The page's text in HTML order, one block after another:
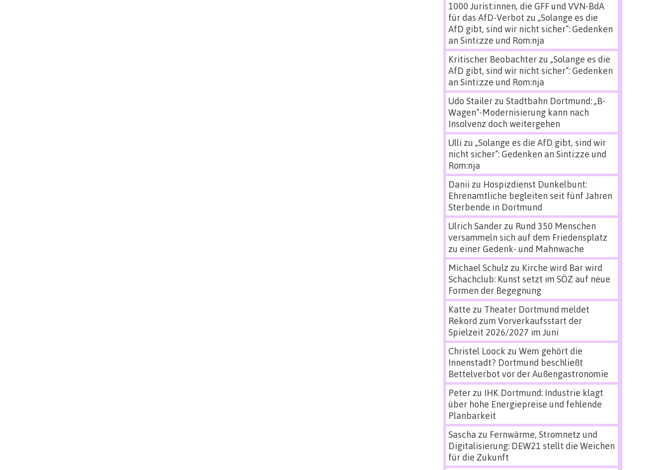
1000 Jurist:innen, die GFF und VVN-BdA
für das AfD-Verbot zu „Solange es die
AfD gibt, sind wir nicht sicher“: Gedenken
an Sinti:zze und Rom:nja
Kritischer Beobachterzu „Solange es die
AfD gibt, sind wir nicht sicher“: Gedenken
an Sinti:zze und Rom:nja
Udo Stailerzu Stadtbahn Dortmund: „B-
Wagen“-Modernisierung kann nach
Insolvenz doch weitergehen
Ulli zu „Solange es die AfD gibt, sind wir
nicht sicher“: Gedenken an Sinti:zze und
Rom:nja
Danii zu Hospizdienst Dunkelbunt:
Ehrenamtliche begleiten seit fünf Jahren
Sterbende in Dortmund
Ulrich Sanderzu Rund 350 Menschen
versammeln sich auf dem Friedensplatz
zu einer Gedenk- und Mahnwache
Michael Schulz zu Kirche wird Bar wird
Schachclub: Kunst setzt im SÖZ auf neue
Formen der Begegnung
Katte zu Theater Dortmund meldet
Rekord zum Vorverkaufsstart der
Spielzeit 2026/2027 im Juni
Christel Loock zu Wem gehört die
Innenstadt? Dortmund beschließt
Bettelverbot vor der Außengastronomie
Peterzu IHK Dortmund: Industrie klagt
über hohe Energiepreise und fehlende
Planbarkeit
Sascha zu Fernwärme, Stromnetz und
Digitalisierung: DEW21 stellt die Weichen
für die Zukunft